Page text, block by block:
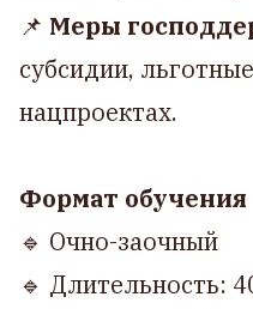
📌 Меры
субсидии,
нацпроектах.
Формат обучения
🔹 Очно-заочный
🔹 Длительность: